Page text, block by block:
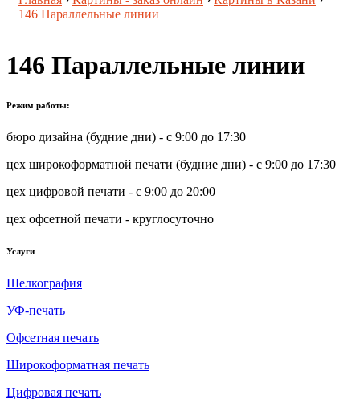
146 Параллельные линии
146 Параллельные линии
Режим работы:
бюро дизайна (будние дни) - с 9:00 до 17:30
цех широкоформатной печати (будние дни) - с 9:00 до 17:30
цех цифровой печати - с 9:00 до 20:00
цех офсетной печати - круглосуточно
Услуги
Шелкография
УФ-печать
Офсетная печать
Широкоформатная печать
Цифровая печать